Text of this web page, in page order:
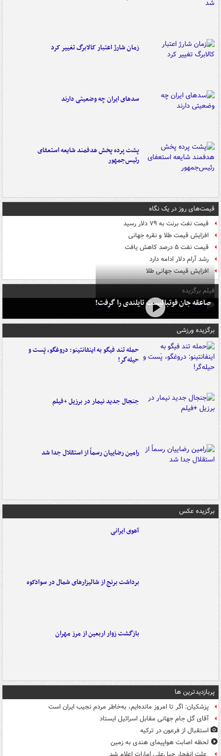
زمان شارژ اعتبار کالابرگ تغییر کرد
سدهای ایران چه وضعیتی دارند
پشت پرده پخش هدفمند شایعه استعفای
رئیس‌جمهور
قیمت‌های روز در یک نگاه
قیمت نفت برنت به ۷۹ دلار رسید
افزایش قیمت طلا و نقره جهانی
قیمت نفت ۵ درصد کاهش یافت
رشد آرام دلار ادامه دارد
افزایش قیمت جهانی طلا
فیلم برگزیده
صاعقه جان فوتبالیست تایلندی را گرفت!
برگزیده ورزشی
حمله تند فیگو به اینفانتینو: دروغگو، پَست‌ و
حیله‌گر!
جنجال جدید نیمار در برزیل +فیلم
رامین رضاییان رسماً از استقلال جدا شد
برگزیده عکس
آهوی ایرانی
برداشت برنج از شالیزارهای شمال در سوادکوه
بازگشت زوار اربعین از مرز مهران
پربازدیدترین ها
پزشکیان: اگر تا امروز مانده‌ایم، به‌خاطر مردم نجیب ایران است
آقای گل جام جهانی مقابل اسرائیل ایستاد
استقبال از فرعون در ترکیه
لحظه اصابت هواپیمای هندی به زمین
علت انفجار جبل‌علی امارات اعلام شد